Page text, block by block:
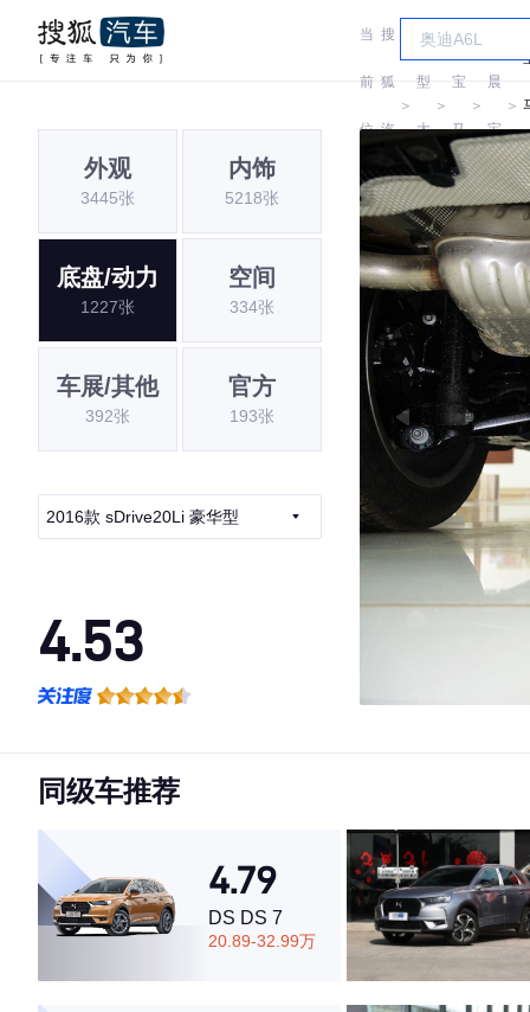
当
前
位
置:
搜
狐
汽
车
＞
车
型
大
全
＞
宝
马
＞
晨
宝
马
＞
外观
3445张
内饰
5218张
底盘/动力
1227张
空间
334张
车展/其他
392张
官方
193张
2016款 sDrive20Li 豪华型
4.53
·空间表现较为优秀，优于64%同级车
同级车推荐
4.79
DS DS 7
20.89-32.99万